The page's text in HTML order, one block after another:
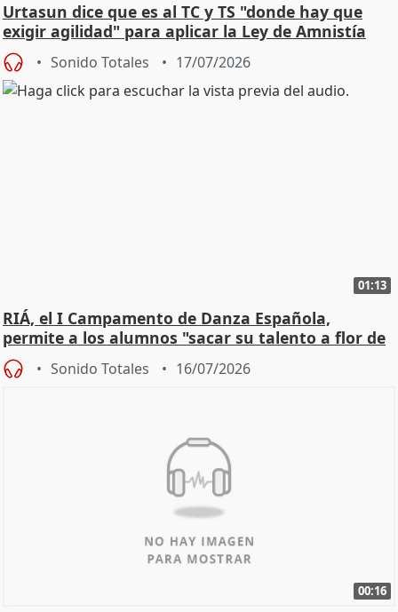
Urtasun dice que es al TC y TS "donde hay que
exigir agilidad" para aplicar la Ley de Amnistía
Sonido Totales 17/07/2026
01:13
RIÁ, el I Campamento de Danza Española,
permite a los alumnos "sacar su talento a flor de
piel"
Sonido Totales 16/07/2026
00:16